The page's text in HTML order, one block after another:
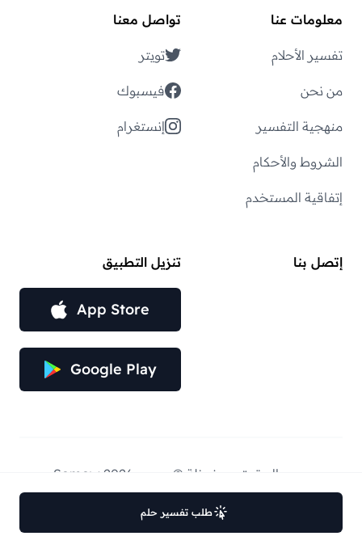
طلب تفسير حلم
معلومات عنا
تفسير الأحلام
من نحن
منهجية التفسير
الشروط والأحكام
إتفاقية المستخدم
تواصل معنا
تويتر
فيسبوك
إنستغرام
إتصل بنا تنزيل التطبيق
App Store
Google Play
جميع الحقوق محفوظة © عبر — Somow 2026.